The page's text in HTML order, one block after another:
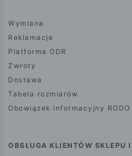
Wymiana
Reklamacje
Platforma ODR
Zwroty
Dostawa
Tabela rozmiarów
Obowiązek informacyjny RODO
OBSŁUGA KLIENTÓW SKLEPU